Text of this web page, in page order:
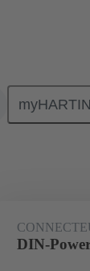
Produits
DIN-